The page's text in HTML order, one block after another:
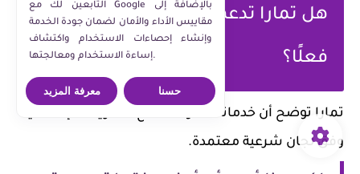
هل تمارا تدعم الشريعة الإسلامية
فعلًا؟
تمارا توضح أن خدماتها متوافقة مع الشريعة الإسلامية
وفق لجان شرعية معتمدة.
التابعين لك مع Google بالإضافة إلى
مقاييس الأداء والأمان لضمان جودة الخدمة
وإنشاء إحصاءات الاستخدام واكتشاف
إساءة الاستخدام ومعالجتها.
معرفة المزيد حسنا